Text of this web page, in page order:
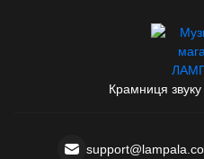
Крамниця